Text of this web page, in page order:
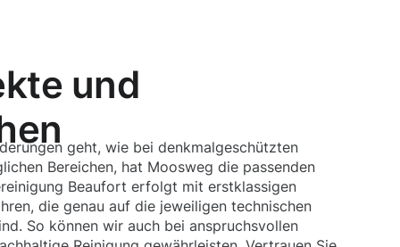
und
geht, wie bei denkmalgeschützten
Bereichen, hat Moosweg die passenden
Beaufort erfolgt mit erstklassigen
die genau auf die jeweiligen technischen
So können wir auch bei anspruchsvollen